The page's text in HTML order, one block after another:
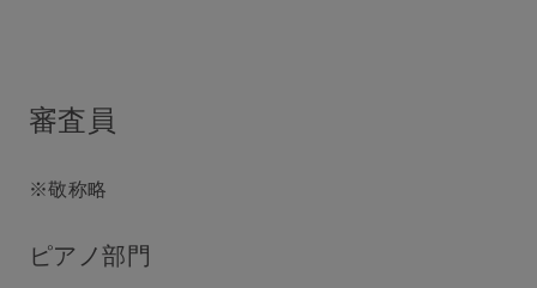
審査員
※敬称略
ピアノ部門